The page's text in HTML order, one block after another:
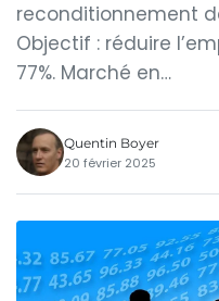
reconditionnement
Objectif : réduire
77%. Marché en…
Quentin Boyer
20 février 2025